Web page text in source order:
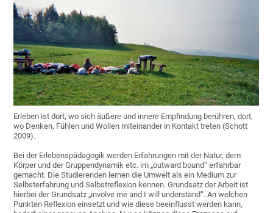
Erleben ist dort, wo sich äußere und innere Empfindung berühren, dort,
wo Denken, Fühlen und Wollen miteinander in Kontakt treten (Schott
2009).
Bei der Erlebenspädagogik werden Erfahrungen mit der Natur, dem
Körper und der Gruppendynamik etc. im „outward bound“ erfahrbar
gemacht. Die Studierenden lernen die Umwelt als ein Medium zur
Selbsterfahrung und Selbstreflexion kennen. Grundsatz der Arbeit ist
hierbei der Grundsatz „involve me and I will understand“. An welchen
Punkten Reflexion einsetzt und wie diese beeinflusst werden kann,